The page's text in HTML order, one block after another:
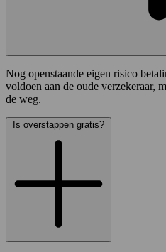
Nog openstaande eigen risico
voldoen aan de oude verzekeraar,
de weg.
Is overstappen gratis?